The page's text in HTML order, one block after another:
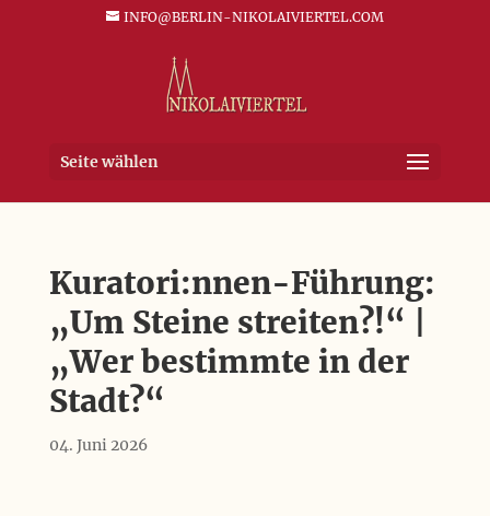
INFO@BERLIN-NIKOLAIVIERTEL.COM
Seite wählen
Kuratori:nnen-Führung:
„Um Steine streiten?!“ |
„Wer bestimmte in der
Stadt?“
04. Juni 2026